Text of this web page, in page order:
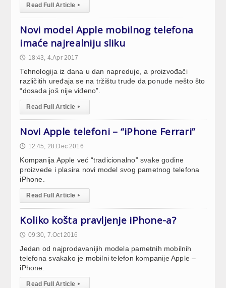
Read Full Article ▸
Novi model Apple mobilnog telefona
imaće najrealniju sliku
🕔 18:43, 4.Apr 2017
Tehnologija iz dana u dan napreduje, a proizvođači
različitih uređaja se na tržištu trude da ponude nešto što
“dosada još nije viđeno”.
Read Full Article ▸
Novi Apple telefoni – “iPhone Ferrari”
🕔 12:45, 28.Dec 2016
Kompanija Apple već “tradicionalno” svake godine
proizvede i plasira novi model svog pametnog telefona
iPhone.
Read Full Article ▸
Koliko košta pravljenje iPhone-a?
🕔 09:30, 7.Oct 2016
Jedan od najprodavanijih modela pametnih mobilnih
telefona svakako je mobilni telefon kompanije Apple –
iPhone.
Read Full Article ▸